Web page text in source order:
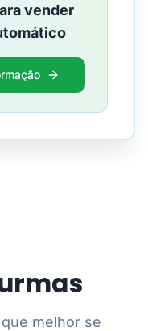
vender
melhor se